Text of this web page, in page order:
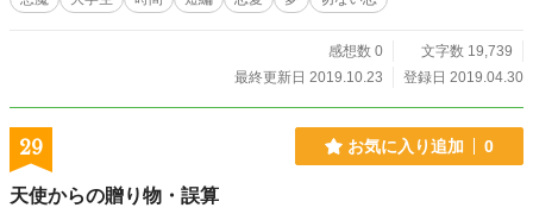
感想数 0
文字数 19,739
最終更新日 2019.10.23
登録日 2019.04.30
29 お気に入り追加 0
天使からの贈り物・誤算